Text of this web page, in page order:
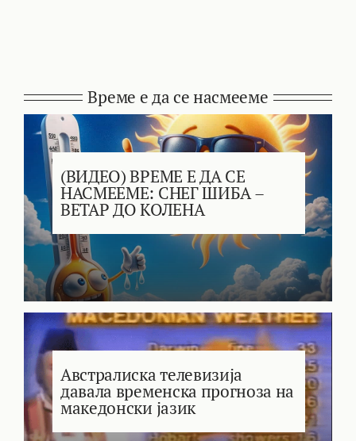
Време е да се насмееме
(ВИДЕО) ВРЕМЕ Е ДА СЕ
НАСМЕЕМЕ: СНЕГ ШИБА –
ВЕТАР ДО КОЛЕНА
Австралиска телевизија
давала временска прогноза на
македонски јазик